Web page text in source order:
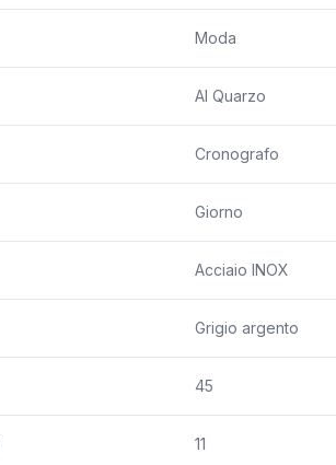
Moda
Al Quarzo
Cronografo
Giorno
Acciaio INOX
Grigio argento
45
11